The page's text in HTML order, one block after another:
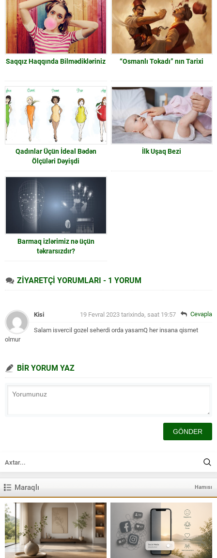
Saqqız Haqqında Bilmədikləriniz “Osmanlı Tokadı” nın Tarixi
Qadınlar Üçün İdeal Bədən
Ölçüləri Dəyişdi
İlk Uşaq Bezi
Barmaq izlərimiz nə üçün
təkrarsızdır?
ZİYARETÇİ YORUMLARI - 1 YORUM
Kisi 19 Fevral 2023 tarixində, saat 19:57
Salam isvercil gozel seherdi orda yasamQ her insana qismet
olmur
Cevapla
BİR YORUM YAZ
Maraqlı Hamısı